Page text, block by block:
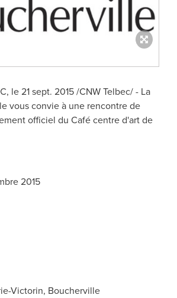
, le 21 sept. 2015 /CNW Telbec/ - La
vous convie à une rencontre de
officiel du Café centre d'art de
2015
Victorin, Boucherville